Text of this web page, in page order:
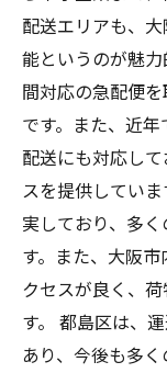
配送エリアも、
能というのが魅
間対応の急配便
です。また、近
配送にも対応し
スを提供してい
実しており、多
す。また、大阪
クセスが良く、
す。 都島区は、
あり、今後も多